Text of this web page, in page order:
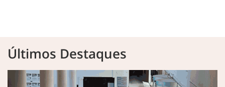
Últimos Destaques